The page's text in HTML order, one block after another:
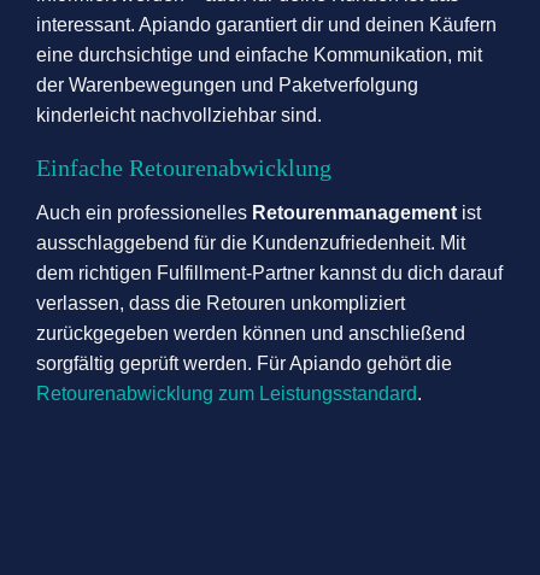
interessant. Apiando garantiert dir und deinen Käufern
eine durchsichtige und einfache Kommunikation, mit
der Warenbewegungen und Paketverfolgung
kinderleicht nachvollziehbar sind.
Einfache Retourenabwicklung
Auch ein professionelles Retourenmanagement ist
ausschlaggebend für die Kundenzufriedenheit. Mit
dem richtigen Fulfillment-Partner kannst du dich darauf
verlassen, dass die Retouren unkompliziert
zurückgegeben werden können und anschließend
sorgfältig geprüft werden. Für Apiando gehört die
Retourenabwicklung zum Leistungsstandard.